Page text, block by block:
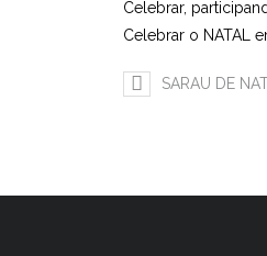
Celebrar,
Celebrar o NATAL
SARAU DE